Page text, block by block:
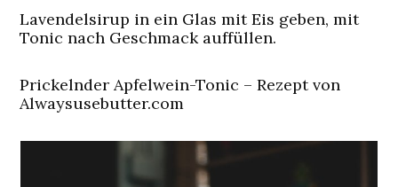
Lavendelsirup in ein Glas mit Eis geben, mit
Tonic nach Geschmack auffüllen.
Prickelnder Apfelwein-Tonic – Rezept von
Alwaysusebutter.com